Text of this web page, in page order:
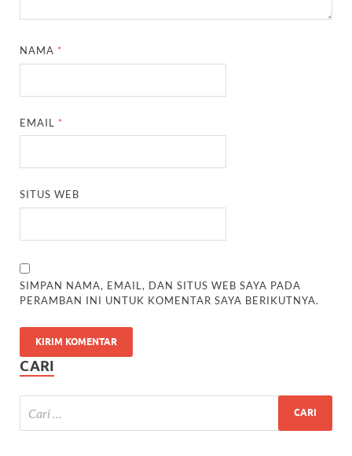
NAMA *
EMAIL *
SITUS WEB
SIMPAN NAMA, EMAIL, DAN SITUS WEB SAYA PADA
PERAMBAN INI UNTUK KOMENTAR SAYA BERIKUTNYA.
CARI